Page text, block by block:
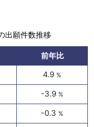
出願件数推移
前年比
4.9 %
-3.9 %
-0.3 %